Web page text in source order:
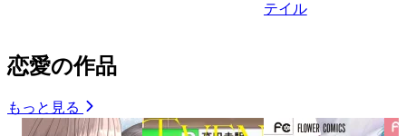
テイル
恋愛の作品
もっと見る